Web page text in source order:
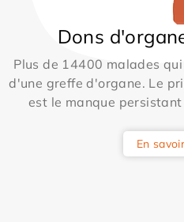
Dons
Plus de 14400 malades
d'une greffe d'organe. Le
est le manque
En